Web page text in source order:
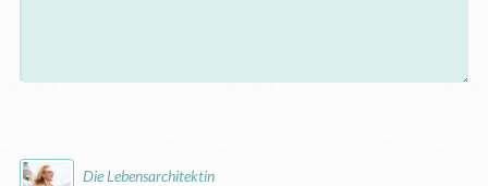
Die Lebensarchitektin